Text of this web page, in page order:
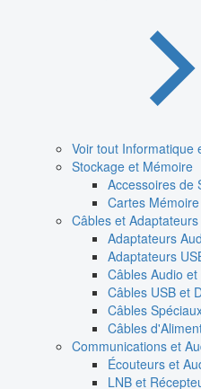
Voir tout Informatique
Stockage et Mémoire
Accessoires de
Cartes Mémoire
Câbles et Adaptateurs
Adaptateurs
Adaptateurs
Câbles Audio et
Câbles USB et
Câbles
Câbles
Communications et
Écouteurs et
LNB et